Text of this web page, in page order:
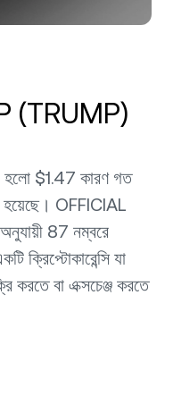
(TRUMP)
হলো $1.47 কারণ গত
হয়েছে। OFFICIAL
87 নম্বরে
ক্রিপ্টোকারেন্সি যা
করতে বা এক্সচেঞ্জ করতে